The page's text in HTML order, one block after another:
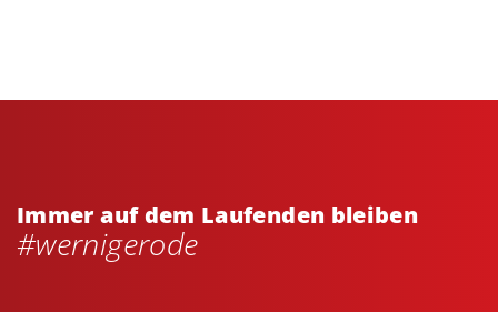
Immer auf dem Laufenden bleiben
#wernigerode